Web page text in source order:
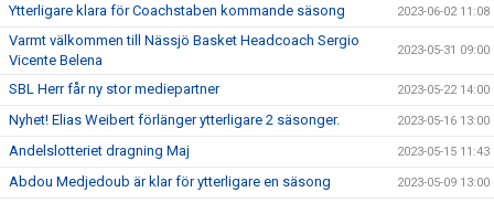
Ytterligare klara för Coachstaben kommande säsong 2023-06-02 11:08
Varmt välkommen till Nässjö Basket Headcoach Sergio
Vicente Belena
2023-05-31 09:00
SBL Herr får ny stor mediepartner 2023-05-22 14:00
Nyhet! Elias Weibert förlänger ytterligare 2 säsonger. 2023-05-16 13:00
Andelslotteriet dragning Maj 2023-05-15 11:43
Abdou Medjedoub är klar för ytterligare en säsong 2023-05-09 13:00